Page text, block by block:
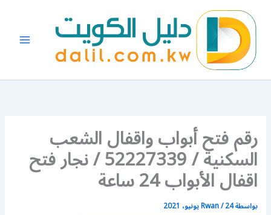
المحتوى
رقم فتح أبواب واقفال الشعب
السكنية / 52227339 / نجار فتح
اقفال الأبواب 24 ساعة
بواسطة Rwan/24 يونيو، 2021